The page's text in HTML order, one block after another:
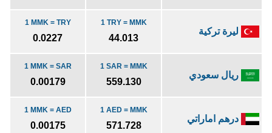
ليرة تركية
1 TRY = MMK
44.013
1 MMK = TRY
0.0227
ريال سعودي
1 SAR = MMK
559.130
1 MMK = SAR
0.00179
درهم اماراتي
1 AED = MMK
571.728
1 MMK = AED
0.00175